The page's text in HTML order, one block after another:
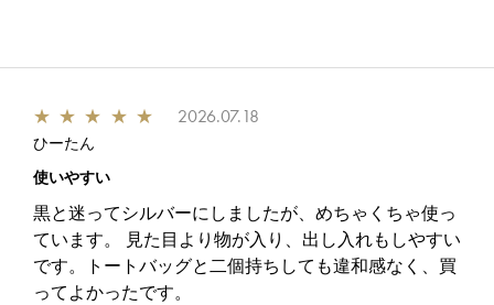
★ ★ ★ ★ ★ 2026.07.18
ひーたん
使いやすい
黒と迷ってシルバーにしましたが、めちゃくちゃ使っ
ています。 見た目より物が入り、出し入れもしやすい
です。トートバッグと二個持ちしても違和感なく、買
ってよかったです。